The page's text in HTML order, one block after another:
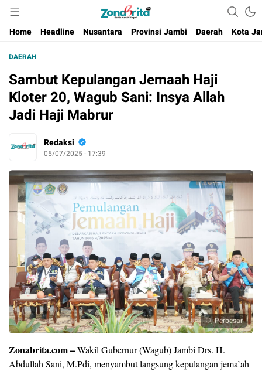
Berita Harian Negeri
Home
Headline Nusantara Provinsi Jambi Daerah Kota
DAERAH
Sambut Kepulangan Jemaah Haji
Kloter 20, Wagub Sani: Insya Allah
Jadi Haji Mabrur
Redaksi
05/07/2025 - 17:39
Perbesar
Zonabrita.com –Wakil Gubernur (Wagub) Jambi Drs. H.
Abdullah Sani, M.Pdi, menyambut langsung kepulangan jema’ah